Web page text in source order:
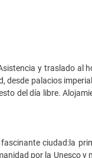
y traslado al
desde palacios
del día libre.
ciudad:la
por la Unesco